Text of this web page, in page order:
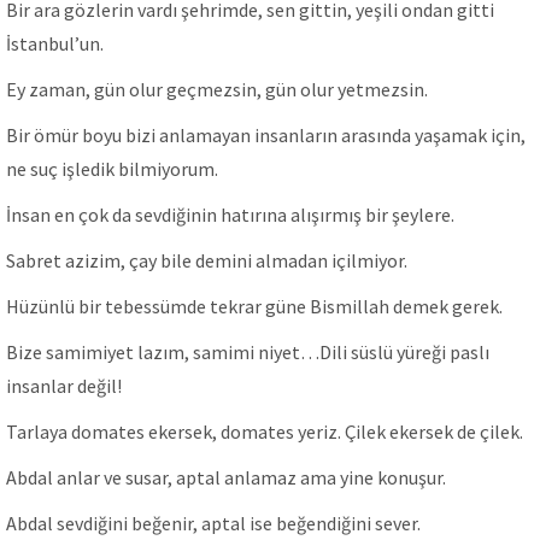
Bir ara gözlerin vardı şehrimde, sen gittin, yeşili ondan gitti
İstanbul’un.
Ey zaman, gün olur geçmezsin, gün olur yetmezsin.
Bir ömür boyu bizi anlamayan insanların arasında yaşamak için,
ne suç işledik bilmiyorum.
İnsan en çok da sevdiğinin hatırına alışırmış bir şeylere.
Sabret azizim, çay bile demini almadan içilmiyor.
Hüzünlü bir tebessümde tekrar güne Bismillah demek gerek.
Bize samimiyet lazım, samimi niyet…Dili süslü yüreği paslı
insanlar değil!
Tarlaya domates ekersek, domates yeriz. Çilek ekersek de çilek.
Abdal anlar ve susar, aptal anlamaz ama yine konuşur.
Abdal sevdiğini beğenir, aptal ise beğendiğini sever.